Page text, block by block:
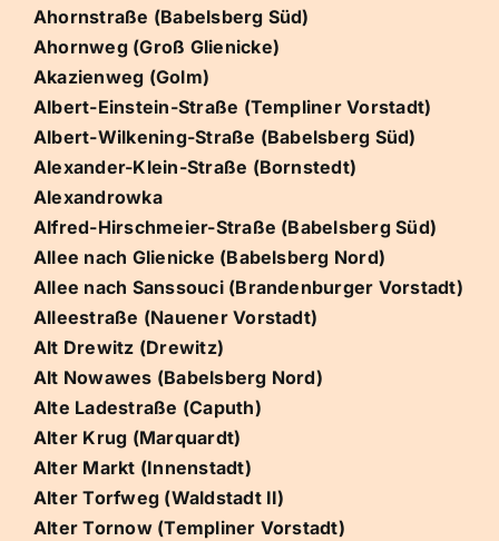
Preise Kosten
Ahornstraße (Babelsberg Süd)
Ahornweg (Groß Glienicke)
Akazienweg (Golm)
Albert-Einstein-Straße (Templiner Vorstadt)
Albert-Wilkening-Straße (Babelsberg Süd)
Alexander-Klein-Straße (Bornstedt)
Alexandrowka
Alfred-Hirschmeier-Straße (Babelsberg Süd)
Allee nach Glienicke (Babelsberg Nord)
Allee nach Sanssouci (Brandenburger Vorstadt)
Alleestraße (Nauener Vorstadt)
Alt Drewitz (Drewitz)
Alt Nowawes (Babelsberg Nord)
Alte Ladestraße (Caputh)
Alter Krug (Marquardt)
Alter Markt (Innenstadt)
Alter Torfweg (Waldstadt II)
Alter Tornow (Templiner Vorstadt)